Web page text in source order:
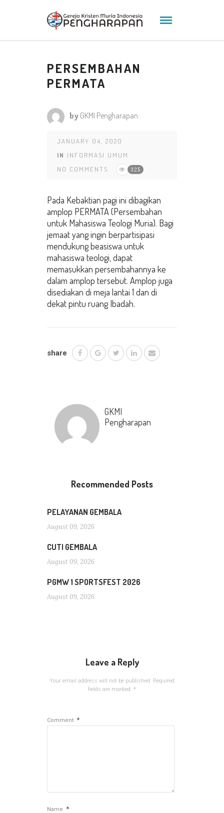
PERSEMBAHAN
PERMATA
by GKMI Pengharapan
JANUARY 04, 2020
IN INFORMASI UMUM
NO COMMENTS
325
Pada Kebaktian pagi ini dibagikan
amplop PERMATA (Persembahan
untuk Mahasiswa Teologi Muria). Bagi
jemaat yang ingin berpartisipasi
mendukung beasiswa untuk
mahasiswa teologi, dapat
memasukkan persembahannya ke
dalam amplop tersebut. Amplop juga
disediakan di meja lantai 1 dan di
dekat pintu ruang Ibadah.
share
GKMI
Pengharapan
Recommended Posts
PELAYANAN GEMBALA
August 09, 2026
CUTI GEMBALA
August 09, 2026
PGMW 1 SPORTSFEST 2026
August 09, 2026
Leave a Reply
Your email address will not be published. Required
fields are marked *
Comment *
Name *